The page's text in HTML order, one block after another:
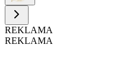
REKLAMA
REKLAMA